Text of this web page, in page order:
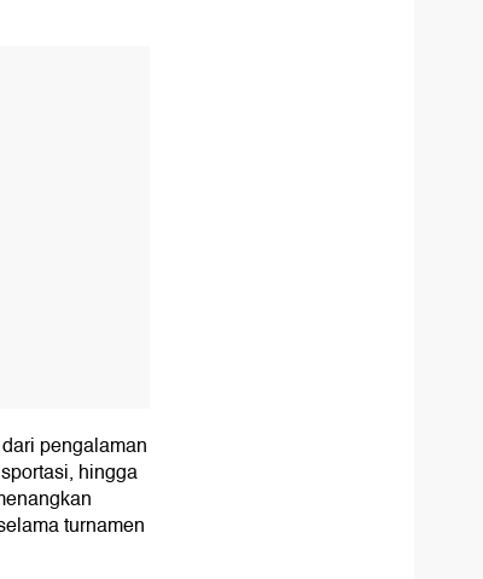
pengalaman
hingga
turnamen